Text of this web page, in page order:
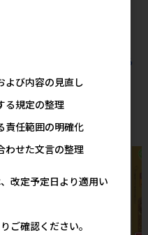
剤 消臭剤の人気商品を見る
よび内容の見直し
る規定の整理
責任範囲の明確化
わせた文言の整理
改定予定日より適用い
ご確認ください。